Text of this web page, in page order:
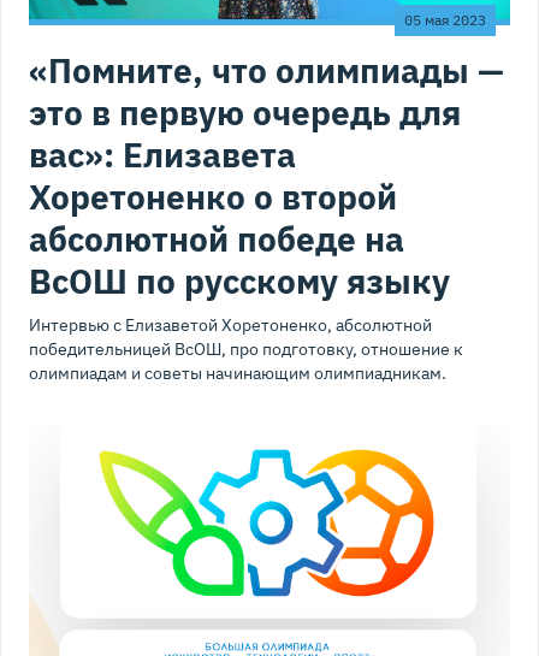
05 мая 2023
«Помните, что олимпиады —
это в первую очередь для
вас»: Елизавета
Хоретоненко о второй
абсолютной победе на
ВсОШ по русскому языку
Интервью с Елизаветой Хоретоненко, абсолютной
победительницей ВсОШ, про подготовку, отношение к
олимпиадам и советы начинающим олимпиадникам.